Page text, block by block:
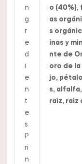
n
g
r
e
d
i
e
n
t
e
s
P
ri
n
o (40%),
as
s
inas y
nte de
oro de la
jo,
s,
raíz, raíz